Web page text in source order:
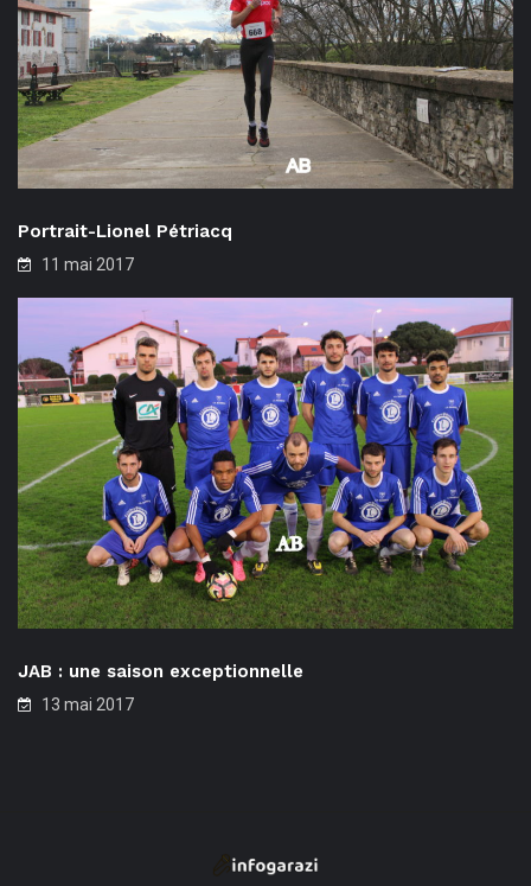
Portrait-Lionel Pétriacq
11 mai 2017
JAB : une saison exceptionnelle
13 mai 2017